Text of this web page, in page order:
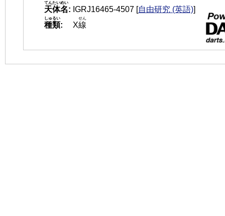
天体名
てんたいめい
: IGRJ16465-4507 [自由研究 (英語)]
種類
しゅるい
: X線
せん